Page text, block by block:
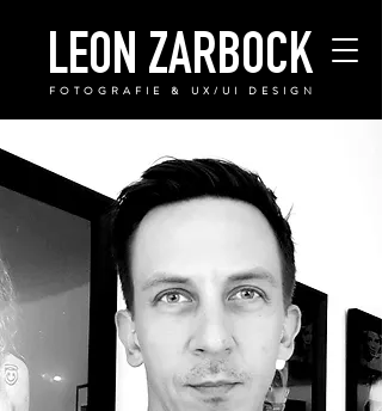
LEON ZARBOCK
FOTOGRAFIE & UX/UI DESIGN